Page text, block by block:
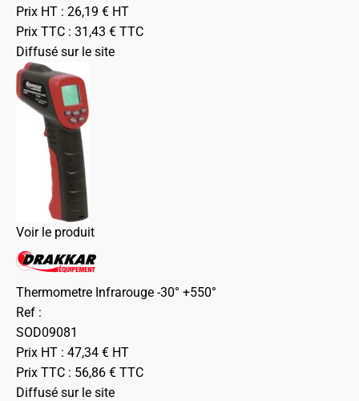
Prix HT : 26,19 € HT
Prix TTC : 31,43 € TTC
Diffusé sur le site
Voir le produit
Thermometre Infrarouge -30° +550°
Ref :
SOD09081
Prix HT : 47,34 € HT
Prix TTC : 56,86 € TTC
Diffusé sur le site